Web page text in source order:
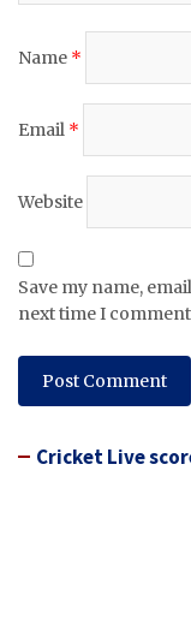
Name *
Email *
Website
Save my name,
next time I
Cricket Live